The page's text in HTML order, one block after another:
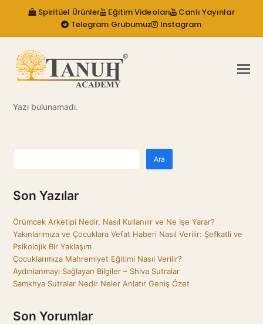
Spiritüel Ürünler Eğitim Videoları
Canlı Yayınlar
Telegram Grubumuz
Instagram
Yazı bulunamadı.
Ara
Son Yazılar
Örümcek Arketipi Nedir, Nasıl Kullanılır ve Ne İşe Yarar?
Yakınlarımıza ve Çocuklara Vefat Haberi Nasıl Verilir: Şefkatli ve
Psikolojik Bir Yaklaşım
Çocuklarımıza Mahremiyet Eğitimi Nasıl Verilir?
Aydınlanmayı Sağlayan Bilgiler – Shiva Sutralar
Samkhya Sutralar Nedir Neler Anlatır Geniş Özet
Son Yorumlar